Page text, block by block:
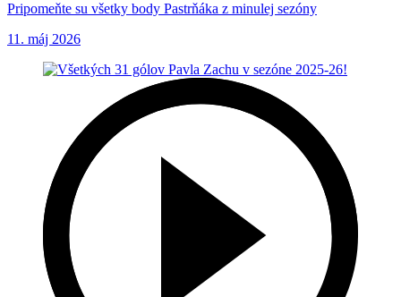
Pripomeňte su všetky body Pastrňáka z minulej sezóny
11. máj 2026